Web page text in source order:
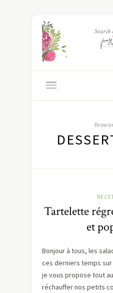
Tartelette
et
Bonjour à tous, les
ces derniers temps sur
je vous propose tout
réchauffer nos petits